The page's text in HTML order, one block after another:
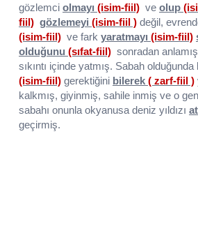
gözlemci olmayı (isim-fiil) ve olup
fiil) gözlemeyi (isim-fiil ) değil,
(isim-fiil) ve fark yaratmayı (isim-fiil)
olduğunu (sıfat-fiil) sonradan
sıkıntı içinde yatmış. Sabah
(isim-fiil) gerektiğini bilerek ( zarf-fiil )
kalkmış, giyinmiş, sahile inmiş ve o
sabahı onunla okyanusa deniz yıldızı
geçirmiş.